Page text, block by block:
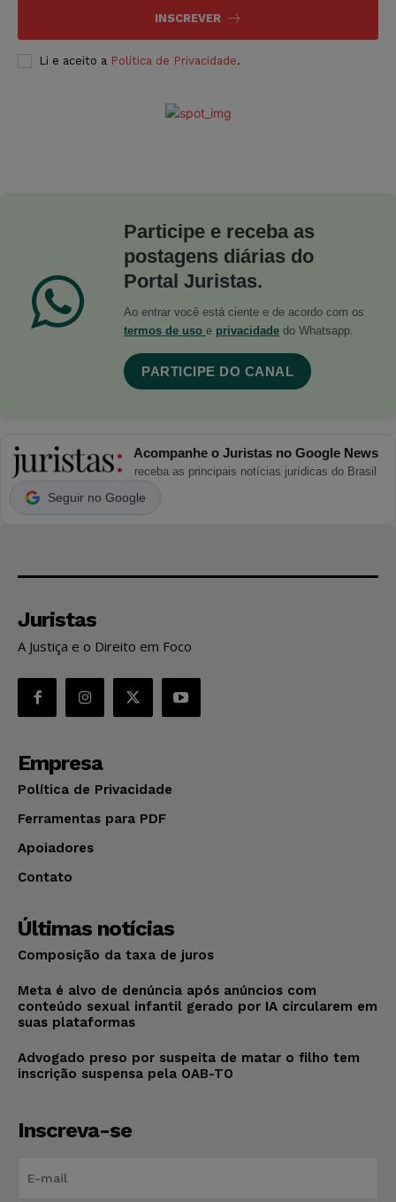
INSCREVER
Li e aceito a Política de Privacidade.
Participe e receba as
postagens diárias do
Portal Juristas.
Ao entrar você está ciente e de acordo com os
termos de uso e privacidade do Whatsapp.
PARTICIPE DO CANAL
Acompanhe o Juristas no Google News
receba as principais notícias jurídicas do Brasil
Seguir no Google
Juristas
A Justiça e o Direito em Foco
Empresa
Política de Privacidade
Ferramentas para PDF
Apoiadores
Contato
Últimas notícias
Composição da taxa de juros
Meta é alvo de denúncia após anúncios com
conteúdo sexual infantil gerado por IA circularem em
suas plataformas
Advogado preso por suspeita de matar o filho tem
inscrição suspensa pela OAB-TO
Inscreva-se